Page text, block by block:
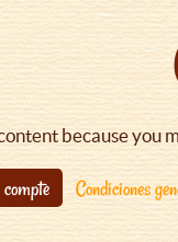
because you
Condiciones